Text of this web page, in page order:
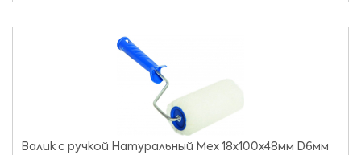
Валик с ручкой Натуральный Мех 18х100х48мм D6мм